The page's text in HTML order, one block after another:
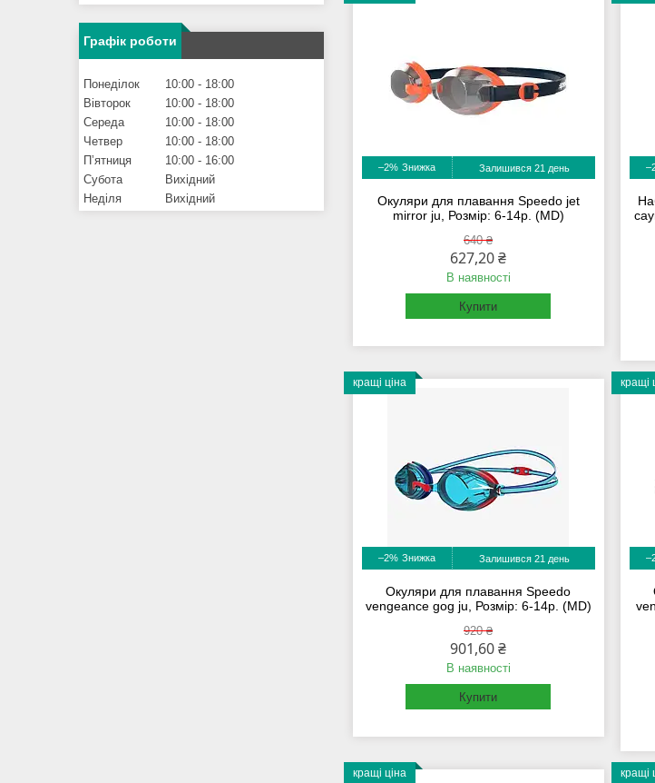
–2% Залишився 21 день
Окуляри для плавання Speedo jet
mirror ju, Розмір: 6-14р. (MD)
640 ₴
627,20 ₴
В наявності
Купити
кращі ціна
–2% Залишився 21 день
Окуляри для плавання Speedo
vengeance gog ju, Розмір: 6-14р. (MD)
920 ₴
901,60 ₴
В наявності
Купити
кращі
кращі ціна кращі
Графік роботи
Понеділок 10:00
18:00
Вівторок
10:00
18:00
Середа
10:00
18:00
Четвер
10:00
18:00
Пʼятниця
10:00
16:00
Субота
Вихідний
Неділя
Вихідний